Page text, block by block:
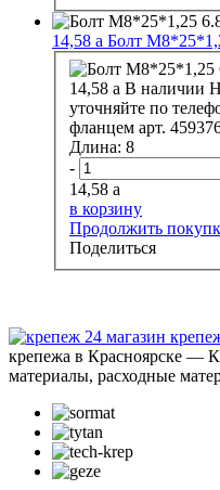
14,58 a Болт
14,58 a В наличии
уточняйте по
фланцем арт.
Длина: 8
-
14,58 a
в корзину
Продолжить
Поделиться
крепежа в Красноярске
материалы, расходные